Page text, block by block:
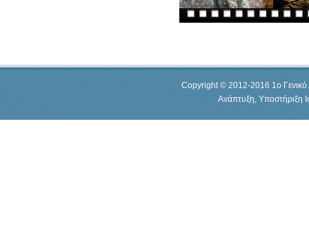
Copyright © 2012-2016 1o Γενικό
Ανάπτυξη, Υποστήριξη